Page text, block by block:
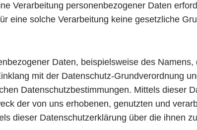
Verarbeitung personenbezogener Daten
eine solche Verarbeitung keine gesetzliche
Daten, beispielsweise des
mit der Datenschutz-Grundverordnung
Datenschutzbestimmungen. Mittels dieser
der von uns erhobenen, genutzten und
dieser Datenschutzerklärung über die ihnen